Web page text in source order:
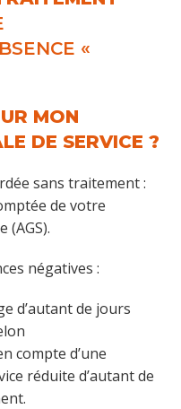
«
MON
DE SERVICE ?
sans traitement :
de votre
(AGS).
négatives :
d’autant de jours
compte d’une
réduite d’autant de